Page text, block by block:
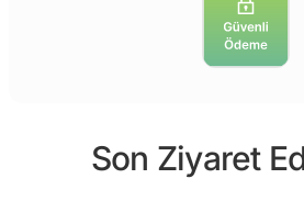
Son Ziyaret